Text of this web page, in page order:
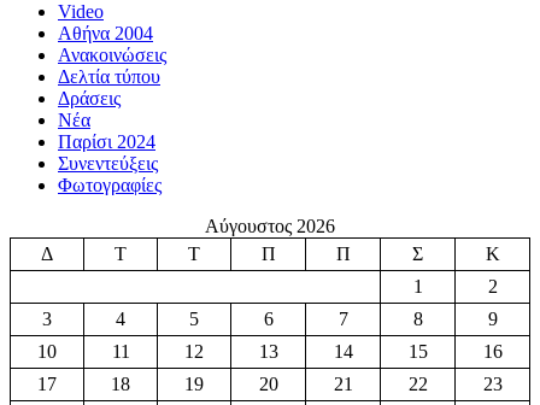
Video
Αθήνα 2004
Ανακοινώσεις
Δελτία τύπου
Δράσεις
Νέα
Παρίσι 2024
Συνεντεύξεις
Φωτογραφίες
Αύγουστος 2026
Δ
Τ Τ Π Π Σ
Κ
1
2
3
4 5 6 7 8
9
10
11 12 13 14 15
16
17
18 19 20 21 22
23